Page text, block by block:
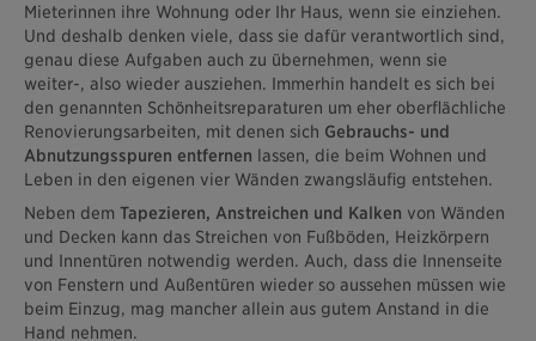
Mieterinnen ihre Wohnung oder Ihr Haus, wenn sie einziehen.
Und deshalb denken viele, dass sie dafür verantwortlich sind,
genau diese Aufgaben auch zu übernehmen, wenn sie
weiter-, also wieder ausziehen. Immerhin handelt es sich bei
den genannten Schönheitsreparaturen um eher oberflächliche
Renovierungsarbeiten, mit denen sich Gebrauchs- und
Abnutzungsspuren entfernen lassen, die beim Wohnen und
Leben in den eigenen vier Wänden zwangsläufig entstehen.
Neben dem Tapezieren, Anstreichen und Kalken von Wänden
und Decken kann das Streichen von Fußböden, Heizkörpern
und Innentüren notwendig werden. Auch, dass die Innenseite
von Fenstern und Außentüren wieder so aussehen müssen wie
beim Einzug, mag mancher allein aus gutem Anstand in die
Hand nehmen.